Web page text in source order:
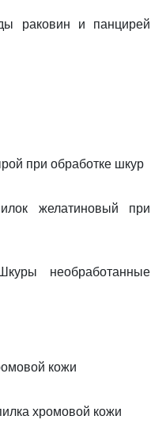
раковин и панцирей
при обработке шкур
желатиновый при
необработанные
кожи
хромовой кожи